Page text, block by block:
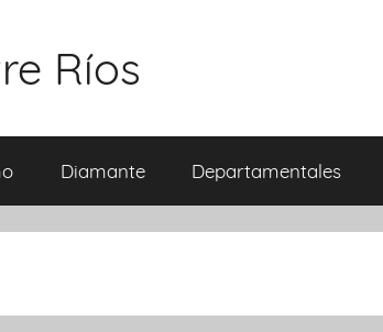
Ríos
Diamante Departamentales